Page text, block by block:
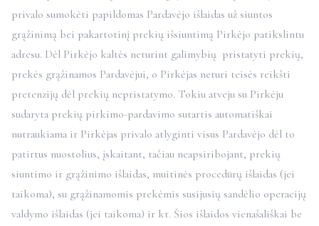
privalo sumokėti papildomas Pardavėjo išlaidas už siuntos
grąžinimą bei pakartotinį prekių išsiuntimą Pirkėjo patikslintu
adresu. Dėl Pirkėjo kaltės neturint galimybių pristatyti prekių,
prekės grąžinamos Pardavėjui, o Pirkėjas neturi teisės reikšti
pretenzijų dėl prekių nepristatymo. Tokiu atveju su Pirkėju
sudaryta prekių pirkimo-pardavimo sutartis automatiškai
nutraukiama ir Pirkėjas privalo atlyginti visus Pardavėjo dėl to
patirtus nuostolius, įskaitant, tačiau neapsiribojant, prekių
siuntimo ir grąžinimo išlaidas, muitinės procedūrų išlaidas (jei
taikoma), su grąžinamomis prekėmis susijusių sandėlio operacijų
valdymo išlaidas (jei taikoma) ir kt. Šios išlaidos vienašališkai be